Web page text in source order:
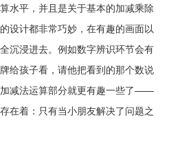
水平，并且是关于基本的加减乘除
设计都非常巧妙，在有趣的画面以
沉浸进去。例如数字辨识环节会有
给孩子看，请他把看到的那个数说
减法运算部分就更有趣一些了——
在着：只有当小朋友解决了问题之